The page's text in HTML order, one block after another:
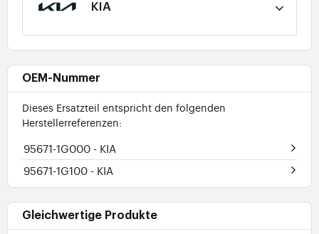
KIA
OEM-Nummer
Dieses Ersatzteil entspricht den folgenden
Herstellerreferenzen:
95671-1G000 - KIA
95671-1G100 - KIA
Gleichwertige Produkte